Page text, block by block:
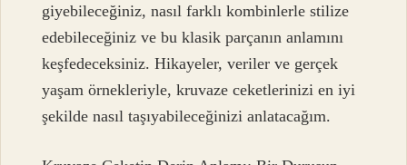
giyebileceğiniz, nasıl farklı kombinlerle stilize
edebileceğiniz ve bu klasik parçanın anlamını
keşfedeceksiniz. Hikayeler, veriler ve gerçek
yaşam örnekleriyle, kruvaze ceketlerinizi en iyi
şekilde nasıl taşıyabileceğinizi anlatacağım.